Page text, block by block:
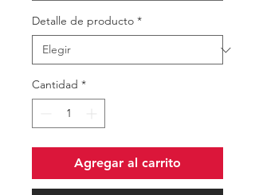
Detalle de producto *
Cantidad *
Agregar al carrito